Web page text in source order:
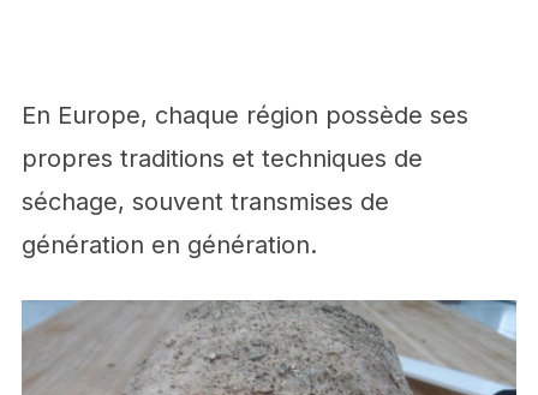
En Europe, chaque région possède ses
propres traditions et techniques de
séchage, souvent transmises de
génération en génération.